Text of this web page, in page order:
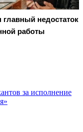
главный недостаток
работы
за исполнение